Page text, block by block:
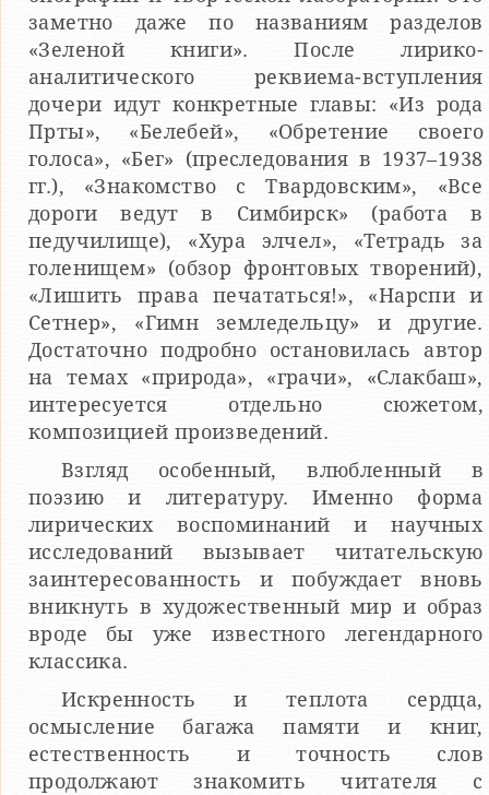
заметно даже по названиям разделов
«Зеленой книги». После лирико-
аналитического реквиема-вступления
дочери идут конкретные главы: «Из рода
Прты», «Белебей», «Обретение своего
голоса», «Бег» (преследования в 1937–1938
гг.), «Знакомство с Твардовским», «Все
дороги ведут в Симбирск» (работа в
педучилище), «Хура элчел», «Тетрадь за
голенищем» (обзор фронтовых творений),
«Лишить права печататься!», «Нарспи и
Сетнер», «Гимн земледельцу» и другие.
Достаточно подробно остановилась автор
на темах «природа», «грачи», «Слакбаш»,
интересуется отдельно сюжетом,
композицией произведений.
Взгляд особенный, влюбленный в
поэзию и литературу. Именно форма
лирических воспоминаний и научных
исследований вызывает читательскую
заинтересованность и побуждает вновь
вникнуть в художественный мир и образ
вроде бы уже известного легендарного
классика.
Искренность и теплота сердца,
осмысление багажа памяти и книг,
естественность и точность слов
продолжают знакомить читателя с